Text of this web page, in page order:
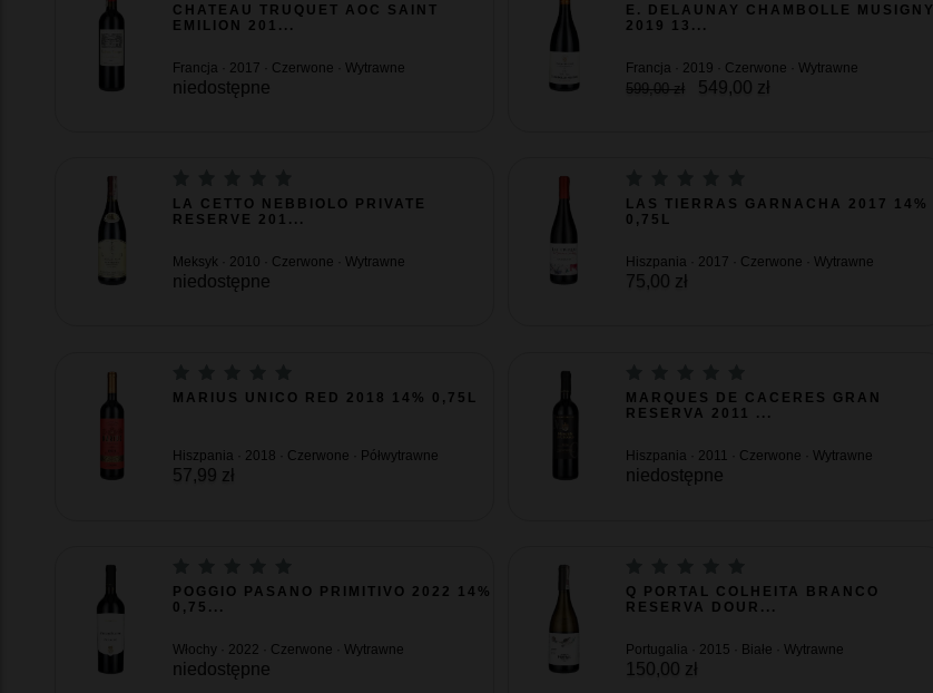
CHATEAU TRUQUET AOC SAINT
EMILION 201...
Francja · 2017 · Czerwone · Wytrawne
niedostępne
E. DELAUNAY CHAMBOLLE MUSIGNY
2019 13...
Francja · 2019 · Czerwone · Wytrawne
599,00 zł 549,00 zł
LA CETTO NEBBIOLO PRIVATE
RESERVE 201...
Meksyk · 2010 · Czerwone · Wytrawne
niedostępne
LAS TIERRAS GARNACHA 2017 14%
0,75L
Hiszpania · 2017 · Czerwone · Wytrawne
75,00 zł
MARIUS UNICO RED 2018 14% 0,75L
Hiszpania · 2018 · Czerwone · Półwytrawne
57,99 zł
MARQUES DE CACERES GRAN
RESERVA 2011 ...
Hiszpania · 2011 · Czerwone · Wytrawne
niedostępne
POGGIO PASANO PRIMITIVO 2022 14%
0,75...
Włochy · 2022 · Czerwone · Wytrawne
niedostępne
Q PORTAL COLHEITA BRANCO
RESERVA DOUR...
Portugalia · 2015 · Białe · Wytrawne
150,00 zł